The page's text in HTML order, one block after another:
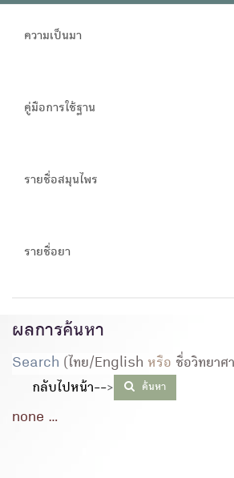
ความเป็นมา
คู่มือการใช้ฐาน
รายชื่อสมุนไพร
รายชื่อยา
ผลการค้นหา
Search (ไทย/English หรือ ชื่อวิทยาศ
กลับไปหน้า--> ค้นหา
none ...